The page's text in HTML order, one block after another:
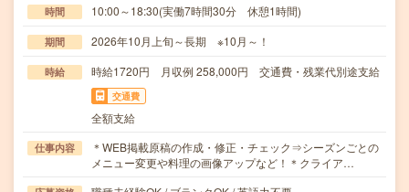
時間 10:00～18:30(実働7時間30分 休憩1時間)
期間 2026年10月上旬～長期 ※10月～！
時給 時給1720円 月収例 258,000円 交通費・残業代別途支給
交通費
全額支給
仕事内容
＊WEB掲載原稿の作成・修正・チェック⇒シーズンごとの
メニュー変更や料理の画像アップなど！＊クライア…